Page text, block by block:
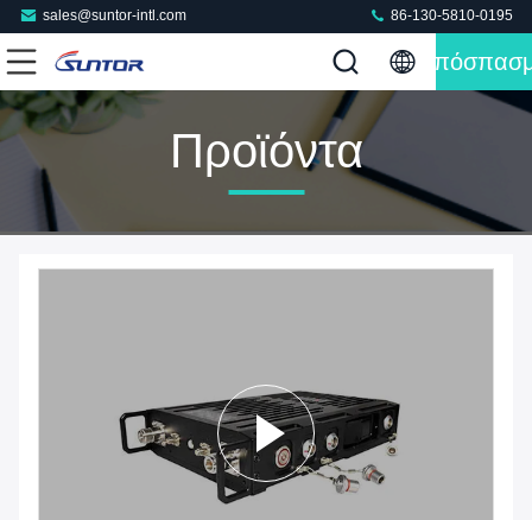
sales@suntor-intl.com 86-130-5810-0195
Προϊόντα